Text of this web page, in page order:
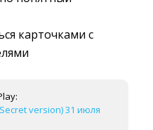
карточками с
version) 31 июля